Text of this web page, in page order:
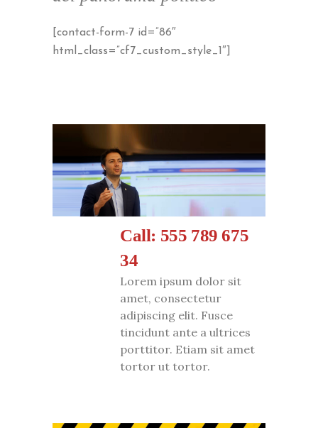
[contact-form-7 id=”86″
html_class=”cf7_custom_style_1″]
Call: 555 789 675
34
Lorem ipsum dolor sit
amet, consectetur
adipiscing elit. Fusce
tincidunt ante a ultrices
porttitor. Etiam sit amet
tortor ut tortor.